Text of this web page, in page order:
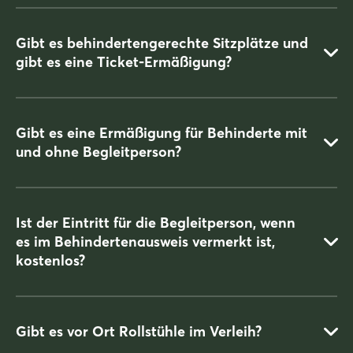
Gibt es behindertengerechte Sitzplätze und
gibt es eine Ticket-Ermäßigung?
Die Plätze befinden sich auf einem erhöhten Podest an der
Kopftribüne, Zugang über Rampe. Rollstühle können vom
Veranstalter leider nicht zur Verfügung gestellt werden.
können unterwww.ticketmaster.deerworben werden. Das
ab 10 Uhr (nur am gebuchten Show-Tag).
Gibt es eine Ermäßigung für Behinderte mit
und ohne Begleitperson?
Es gibt einen Sonderpreis für Rollstuhlfahrer mit Begleitperson,
Ist der Eintritt für die Begleitperson, wenn
es im Behindertenausweis vermerkt ist,
kostenlos?
Gibt es vor Ort Rollstühle im Verleih?